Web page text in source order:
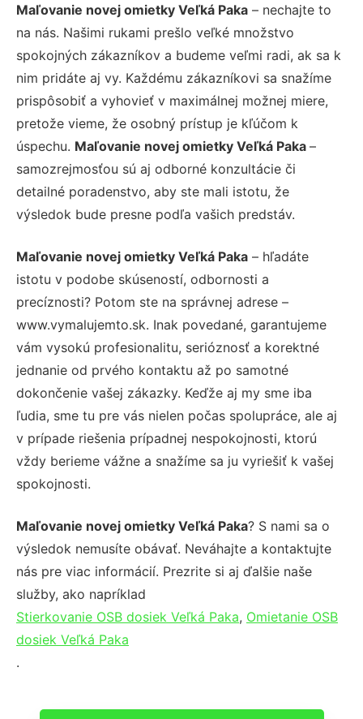
Maľovanie novej omietky Veľká Paka – nechajte to
na nás. Našimi rukami prešlo veľké množstvo
spokojných zákazníkov a budeme veľmi radi, ak sa k
nim pridáte aj vy. Každému zákazníkovi sa snažíme
prispôsobiť a vyhovieť v maximálnej možnej miere,
pretože vieme, že osobný prístup je kľúčom k
úspechu. Maľovanie novej omietky Veľká Paka –
samozrejmosťou sú aj odborné konzultácie či
detailné poradenstvo, aby ste mali istotu, že
výsledok bude presne podľa vašich predstáv.
Maľovanie novej omietky Veľká Paka – hľadáte
istotu v podobe skúseností, odbornosti a
precíznosti? Potom ste na správnej adrese –
www.vymalujemto.sk. Inak povedané, garantujeme
vám vysokú profesionalitu, serióznosť a korektné
jednanie od prvého kontaktu až po samotné
dokončenie vašej zákazky. Keďže aj my sme iba
ľudia, sme tu pre vás nielen počas spolupráce, ale aj
v prípade riešenia prípadnej nespokojnosti, ktorú
vždy berieme vážne a snažíme sa ju vyriešiť k vašej
spokojnosti.
Maľovanie novej omietky Veľká Paka? S nami sa o
výsledok nemusíte obávať. Neváhajte a kontaktujte
nás pre viac informácií. Prezrite si aj ďalšie naše
služby, ako napríklad
Stierkovanie OSB dosiek Veľká Paka, Omietanie OSB
dosiek Veľká Paka
.